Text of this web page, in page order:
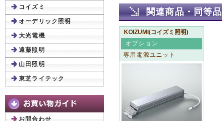
関連商品・同等品
KOIZUMI(コイズミ照明)
オプション
専用電源ユニット
コイズミ
オーデリック照明
大光電機
遠藤照明
山田照明
東芝ライテック
お問合わせ